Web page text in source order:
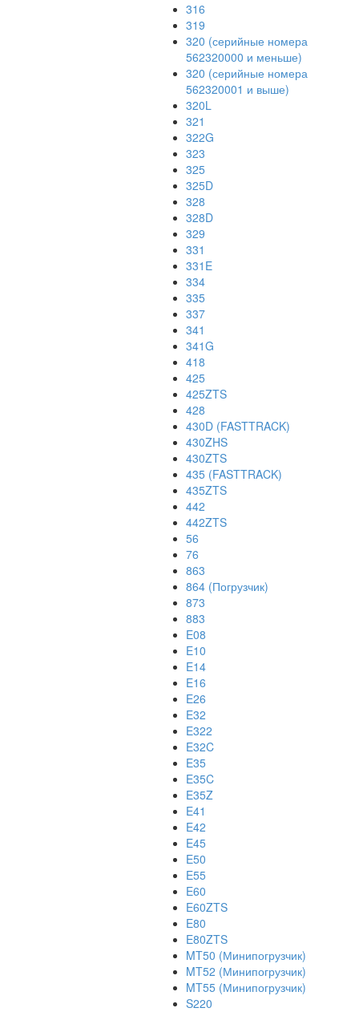
316
319
320 (серийные номера
562320000 и меньше)
320 (серийные номера
562320001 и выше)
320L
321
322G
323
325
325D
328
328D
329
331
331E
334
335
337
341
341G
418
425
425ZTS
428
430D (FASTTRACK)
430ZHS
430ZTS
435 (FASTTRACK)
435ZTS
442
442ZTS
56
76
863
864 (Погрузчик)
873
883
E08
E10
E14
E16
E26
E32
E322
E32C
E35
E35C
E35Z
E41
E42
E45
E50
E55
E60
E60ZTS
E80
E80ZTS
MT50 (Минипогрузчик)
MT52 (Минипогрузчик)
MT55 (Минипогрузчик)
S220